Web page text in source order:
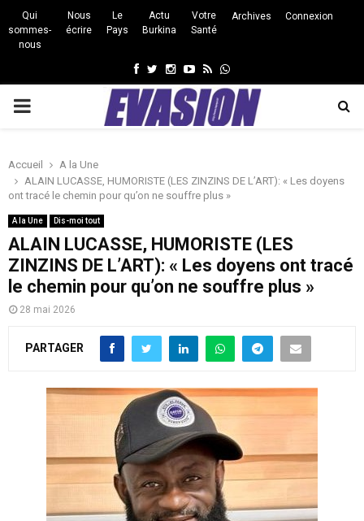
Qui
sommes-
nous
Nous
écrire
Le
Pays
Actu
Burkina
Votre
Santé
Archives Connexion
Facebook
Twitter
Instagram
Youtube
RssWhatsapp
PRIMARY
Accueil
A la Une
ALAIN LUCASSE, HUMORISTE (LES ZINZINS DE L’ART): « Les doyens
ont tracé le chemin pour qu’on ne souffre plus »
A la Une Dis-moi tout
ALAIN LUCASSE, HUMORISTE (LES
ZINZINS DE L’ART): « Les doyens ont tracé
le chemin pour qu’on ne souffre plus »
28 mai 2026
PARTAGER